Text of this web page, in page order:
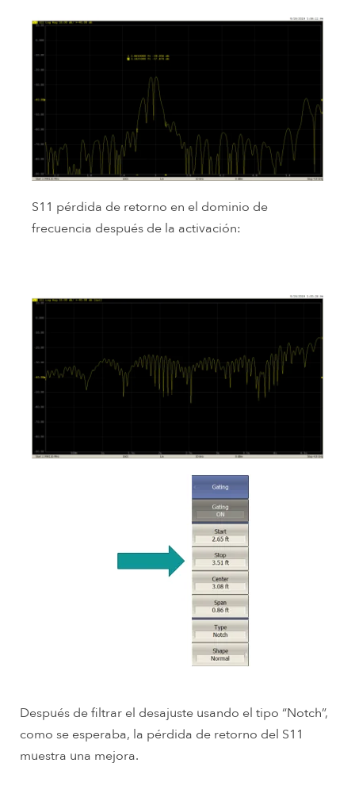
S11 pérdida de retorno en el dominio de
frecuencia después de la activación:
Después de filtrar el desajuste usando el tipo “Notch”,
como se esperaba, la pérdida de retorno del S11
muestra una mejora.